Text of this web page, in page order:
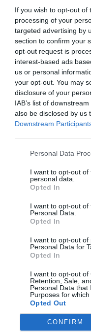
If you wish to opt-out of
processing of your
targeted advertising by
section to confirm your
opt-out request is
interest-based ads
us or personal
your opt-out. You may
disclosure of your
IAB’s list of
also be disclosed by us
Downstream
Personal Data
I want to opt-out
personal data.
Opted In
I want to opt-out of
Personal Data.
Opted In
I want to opt-out of
Personal Data for
Opted In
I want to opt-out of
Retention, Sale,
Personal Data that
Purposes for which
Opted Out
CONFIRM
Farah 0
Perte de poids :
votre ventre
La quête d'un ventre plat
our y parvenir, deux…
Lire la suite
Farah 0
Pour rester en
activité chaque